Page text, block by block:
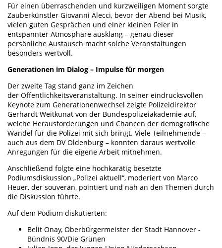
Für einen überraschenden und kurzweiligen Moment sorgte
Zauberkünstler Giovanni Alecci, bevor der Abend bei Musik,
vielen guten Gesprächen und einer kleinen Feier in
entspannter Atmosphäre ausklang – genau dieser
persönliche Austausch macht solche Veranstaltungen
besonders wertvoll.
Generationen im Dialog – Impulse für morgen
Der zweite Tag stand ganz im Zeichen
der Öffentlichkeitsveranstaltung. In seiner eindrucksvollen
Keynote zum Generationenwechsel zeigte Polizeidirektor
Gerhardt Weitkunat von der Bundespolizeiakademie auf,
welche Herausforderungen und Chancen der demografische
Wandel für die Polizei mit sich bringt. Viele Teilnehmende –
auch aus dem DV Oldenburg – konnten daraus wertvolle
Anregungen für die eigene Arbeit mitnehmen.
Anschließend folgte eine hochkarätig besetzte
Podiumsdiskussion „Polizei aktuell“, moderiert von Marco
Heuer, der souverän, pointiert und nah an den Themen durch
die Diskussion führte.
Auf dem Podium diskutierten:
Belit Onay, Oberbürgermeister der Stadt Hannover -
Bündnis 90/Die Grünen